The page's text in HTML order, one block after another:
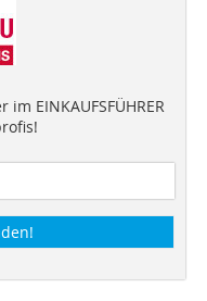
EINKAUFSFÜHRER